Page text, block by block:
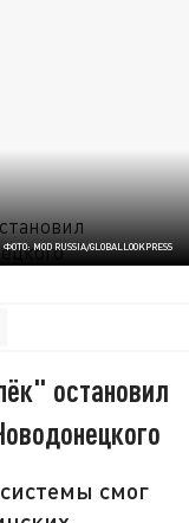
ФОТО: MOD RUSSIA/GLOBALLOOKPRESS
остановил
смог